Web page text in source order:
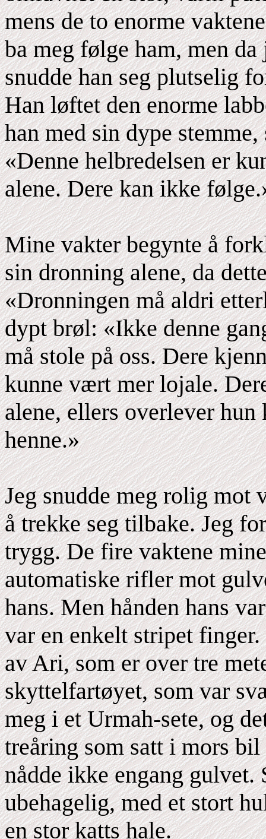
mens de to enorme
ba meg følge ham, men
snudde han seg plutselig
Han løftet den enorme
han med sin dype
«Denne helbredelsen er
alene. Dere kan ikke
Mine vakter begynte å
sin dronning alene, da
«Dronningen må aldri
dypt brøl: «Ikke denne
må stole på oss. Dere
kunne vært mer lojale.
alene, ellers overlever
henne.»
Jeg snudde meg rolig mot
å trekke seg tilbake. Jeg
trygg. De fire vaktene
automatiske rifler mot
hans. Men hånden hans
var en enkelt stripet
av Ari, som er over tre
skyttelfartøyet, som var
meg i et Urmah-sete, og
treåring som satt i mors bil
nådde ikke engang gulvet.
ubehagelig, med et stort
en stor katts hale.